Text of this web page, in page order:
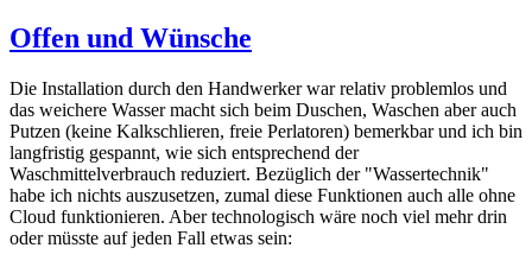
Offen und Wünsche
Die Installation durch den Handwerker war relativ problemlos und
das weichere Wasser macht sich beim Duschen, Waschen aber auch
Putzen (keine Kalkschlieren, freie Perlatoren) bemerkbar und ich bin
langfristig gespannt, wie sich entsprechend der
Waschmittelverbrauch reduziert. Bezüglich der "Wassertechnik"
habe ich nichts auszusetzen, zumal diese Funktionen auch alle ohne
Cloud funktionieren. Aber technologisch wäre noch viel mehr drin
oder müsste auf jeden Fall etwas sein: